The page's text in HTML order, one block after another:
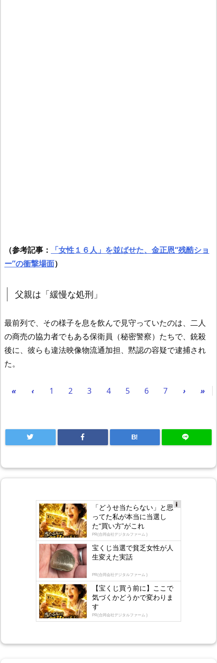
（参考記事：
「女性１６人」を並ばせた、金正恩“残酷ショ
ー”の衝撃場面）
父親は「緩慢な処刑」
最前列で、その様子を息を飲んで見守っていたのは、二人
の商売の協力者でもある保衛員（秘密警察）たちで、銃殺
後に、彼らも違法映像物流通加担、黙認の容疑で逮捕され
た。
« ‹ 1 2 3 4 5 6 7 › »
B!
gly
「どうせ当たらない」と思
ってた私が本当に当選し
た“買い方”がこれ
PR(合同会社デジタルファーム )
宝くじ当選で貧乏女性が人
生変えた実話
PR(合同会社デジタルファーム )
【宝くじ買う前に】ここで
気づくかどうかで変わりま
す
PR(合同会社デジタルファーム )